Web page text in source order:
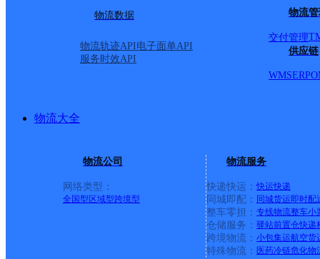
物流数据
物流轨迹API电子面单API
服务时效API
物流
交付管理
供应链
WMSERP
物流大全
物流公司
网络类型：
全国型 区域型跨境型
物流服务
快递快运： 快运快递
同城即配： 同城货运即时配
整车零担： 专线物流整车小
仓储服务： 驿站前置仓快递
跨境物流： 小包集运航空货
特殊物流： 医药冷链危化物
派送范围:北干道、南干
东大街、北大街、南大
振兴路、府前街、南范
曹岗乡、陈固镇、冯村
乡、鲁岗镇、陈桥镇、
封丘县陈桥镇赵寨村民
镇北邢庄村民委员会,河